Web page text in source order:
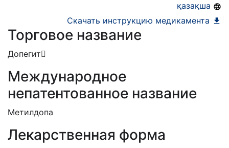
қазақша
Скачать инструкцию медикамента
Торговое название
Допегит
Международное
непатентованное название
Метилдопа
Лекарственная форма